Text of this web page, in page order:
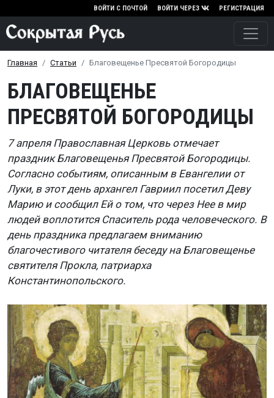
Перейти к основному
ВОЙТИ С ПОЧТОЙ ВОЙТИ ЧЕРЕЗ РЕГИСТРАЦИЯ
Главная Статьи Благовещенье Пресвятой Богородицы
БЛАГОВЕЩЕНЬЕ
ПРЕСВЯТОЙ БОГОРОДИЦЫ
7 апреля Православная Церковь отмечает
праздник Благовещенья Пресвятой Богородицы.
Согласно событиям, описанным в Евангелии от
Луки, в этот день архангел Гавриил посетил Деву
Марию и сообщил Ей о том, что через Нее в мир
людей воплотится Спаситель рода человеческого. В
день праздника предлагаем вниманию
благочестивого читателя беседу на Благовещенье
святителя Прокла, патриарха
Константинопольского.